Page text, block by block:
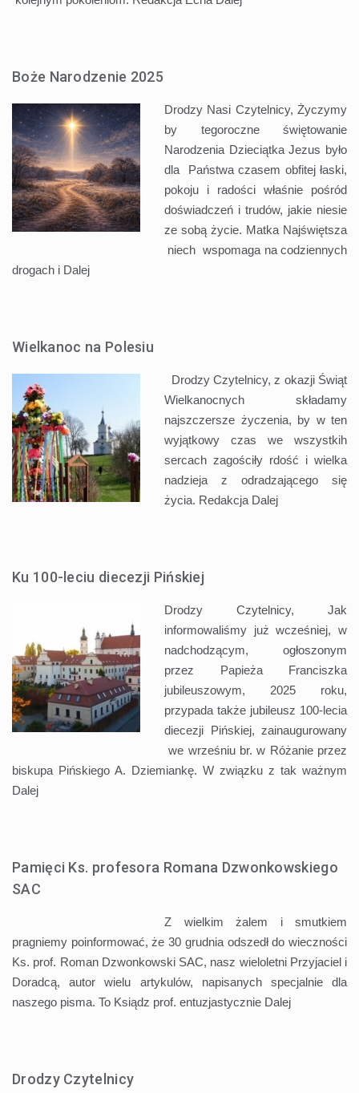
Boże Narodzenie 2025
Drodzy Nasi Czytelnicy, Życzymy
by tegoroczne świętowanie
Narodzenia Dzieciątka Jezus było
dla Państwa czasem obfitej łaski,
pokoju i radości właśnie pośród
doświadczeń i trudów, jakie niesie
ze sobą życie. Matka Najświętsza
niech wspomaga na codziennych
drogach i Dalej
Wielkanoc na Polesiu
Drodzy Czytelnicy, z okazji Świąt
Wielkanocnych składamy
najszczersze życzenia, by w ten
wyjątkowy czas we wszystkih
sercach zagościły rdość i wielka
nadzieja z odradzającego się
życia. Redakcja Dalej
Ku 100-leciu diecezji Pińskiej
Drodzy Czytelnicy, Jak
informowaliśmy już wcześniej, w
nadchodzącym, ogłoszonym
przez Papieża Franciszka
jubileuszowym, 2025 roku,
przypada także jubileusz 100-lecia
diecezji Pińskiej, zainaugurowany
we wrześniu br. w Różanie przez
biskupa Pińskiego A. Dziemiankę. W związku z tak ważnym
Dalej
Pamięci Ks. profesora Romana Dzwonkowskiego
SAC
Z wielkim żalem i smutkiem
pragniemy poinformować, że 30 grudnia odszedł do wieczności
Ks. prof. Roman Dzwonkowski SAC, nasz wieloletni Przyjaciel i
Doradcą, autor wielu artykulów, napisanych specjalnie dla
naszego pisma. To Ksiądz prof. entuzjastycznie Dalej
Drodzy Czytelnicy